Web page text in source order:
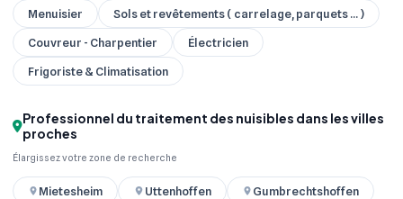
Menuisier
Sols et revêtements ( carrelage, parquets ... )
Couvreur - Charpentier
Électricien
Frigoriste & Climatisation
Professionnel du traitement des nuisibles dans les villes
proches
Élargissez votre zone de recherche
Mietesheim Uttenhoffen
Gumbrechtshoffen